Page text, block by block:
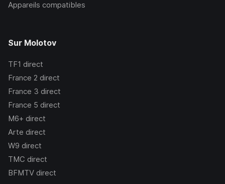
Appareils compatibles
Sur Molotov
TF1 direct
France 2 direct
France 3 direct
France 5 direct
M6+ direct
Arte direct
W9 direct
TMC direct
BFMTV direct